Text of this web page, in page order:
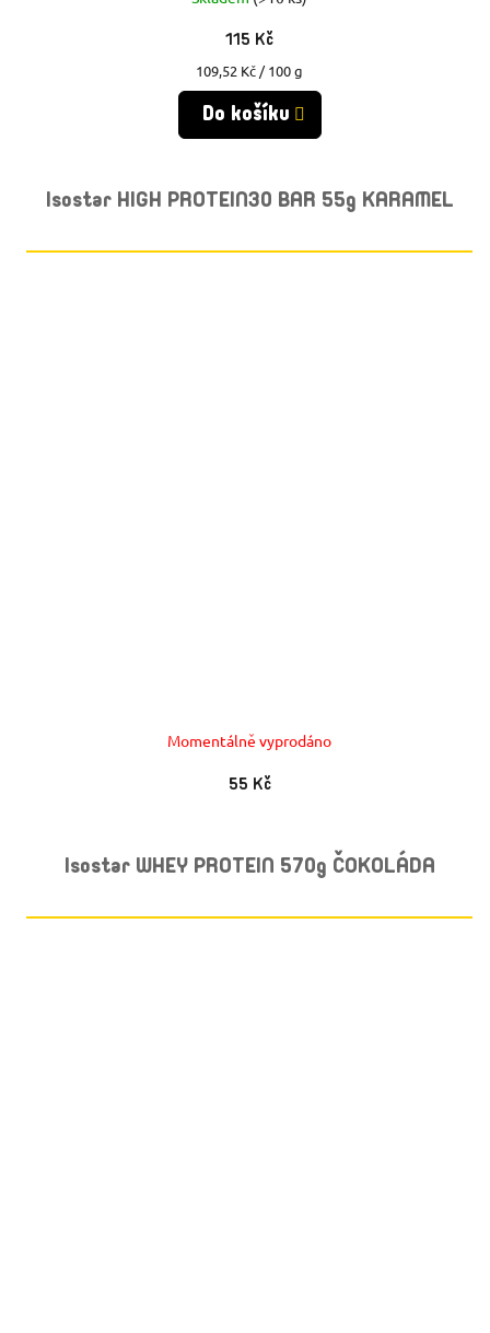
115 Kč
Měrná
cena:
109,52 Kč / 100 g
Do košíku
Isostar HIGH PROTEIN30 BAR 55g KARAMEL
Momentálně vyprodáno
55 Kč
Isostar WHEY PROTEIN 570g ČOKOLÁDA